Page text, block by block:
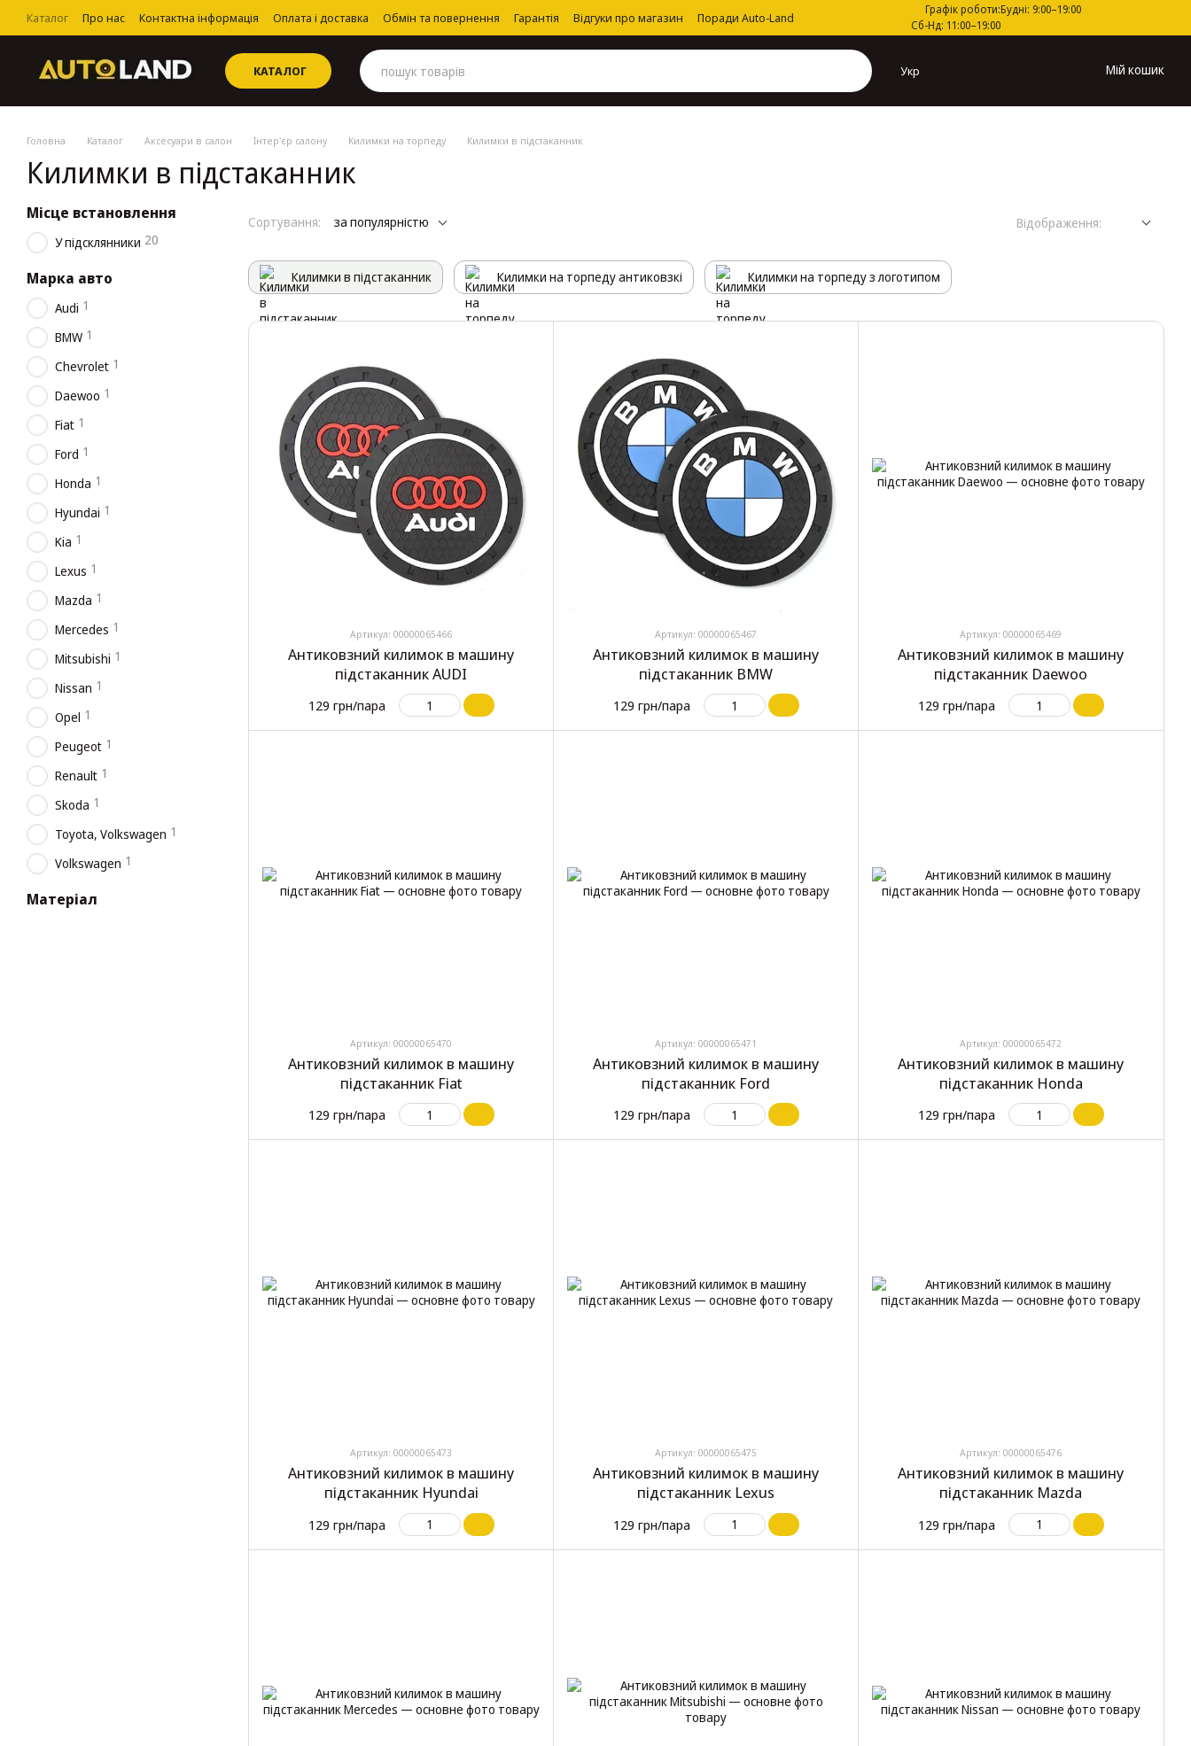
Перейти до основного контенту
Каталог Про нас Контактна інформація Оплата і доставка Обмін та повернення Гарантія Відгуки про магазин
Поради Auto-Land
Угода користувача
Графік роботи:Будні: 9:00–19:00
Сб-Нд: 11:00–19:00
КАТАЛОГ Укр Мій кошик
Головна Каталог Аксесуари в салон Інтер'єр салону Килимки на торпеду Килимки в підстаканник
Килимки в підстаканник
Сортування: за популярністю Відображення:
Килимки в підстаканник Килимки на торпеду антиковзкі Килимки на торпеду з логотипом
Артикул: 00000065466
Антиковзний килимок в машину
підстаканник AUDI
129 грн/пара
Артикул: 00000065467
Антиковзний килимок в машину
підстаканник BMW
129 грн/пара
Артикул: 00000065469
Антиковзний килимок в машину
підстаканник Daewoo
129 грн/пара
Артикул: 00000065470
Антиковзний килимок в машину
підстаканник Fiat
129 грн/пара
Артикул: 00000065471
Антиковзний килимок в машину
підстаканник Ford
129 грн/пара
Артикул: 00000065472
Антиковзний килимок в машину
підстаканник Honda
129 грн/пара
Артикул: 00000065473
Антиковзний килимок в машину
підстаканник Hyundai
129 грн/пара
Артикул: 00000065475
Антиковзний килимок в машину
підстаканник Lexus
129 грн/пара
Артикул: 00000065476
Антиковзний килимок в машину
підстаканник Mazda
129 грн/пара
Місце встановлення
У підсклянники 20
Марка авто
Audi 1
BMW 1
Chevrolet 1
Daewoo 1
Fiat 1
Ford 1
Honda 1
Hyundai 1
Kia 1
Lexus 1
Mazda 1
Mercedes 1
Mitsubishi 1
Nissan 1
Opel 1
Peugeot 1
Renault 1
Skoda 1
Toyota, Volkswagen 1
Volkswagen 1
Матеріал